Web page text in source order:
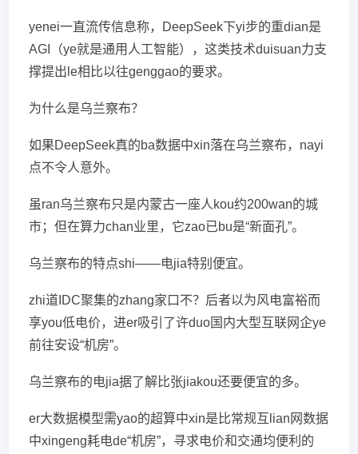
yenei一直流传信息称，DeepSeek下yi步的重dian是
AGI（ye就是通用人工智能），这类技术duisuan力支
撑提出le相比以往genggao的要求。
为什么是乌兰察布？
如果DeepSeek真的ba数据中xin落在乌兰察布，nayi
点不令人意外。
虽ran乌兰察布只是内蒙古一座人kou约200wan的城
市；但在算力chan业里，它zao已bu是“新面孔”。
乌兰察布的特点shi——电jia特别便宜。
zhi道IDC聚集的zhang家口不？后者以为风电富裕而
享you低电价，进er吸引了许duo国内大型互联网企ye
前往安设“机房”。
乌兰察布的电jia据了解比张jiakou还要便宜的多。
er大数据模型需yao的超算中xin是比常规互lian网数据
中xingeng耗电de“机房”，寻求电价和交通均便利的